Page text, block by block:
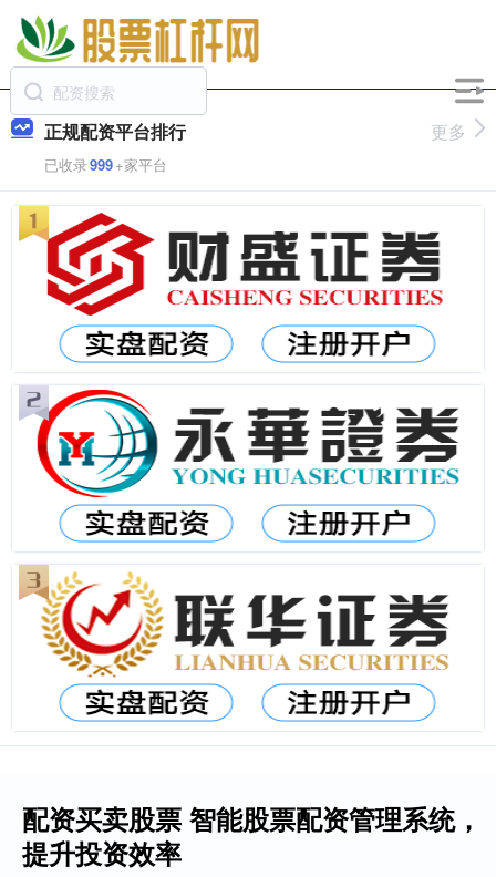
正规配资平台排行
已收录999+家平台
更多
配资买卖股票 智能股票配资管理系统，
提升投资效率